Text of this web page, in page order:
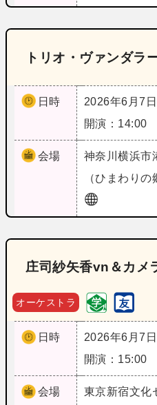
トリオ・ヴァンダラ
日時
2026年6月7日
開演：14:00
会場 神奈川横浜市
（ひまわり
庄司紗矢香vn＆カメ
オーケストラ
日時
2026年6月7日
開演：15:00
会場 東京新宿文化